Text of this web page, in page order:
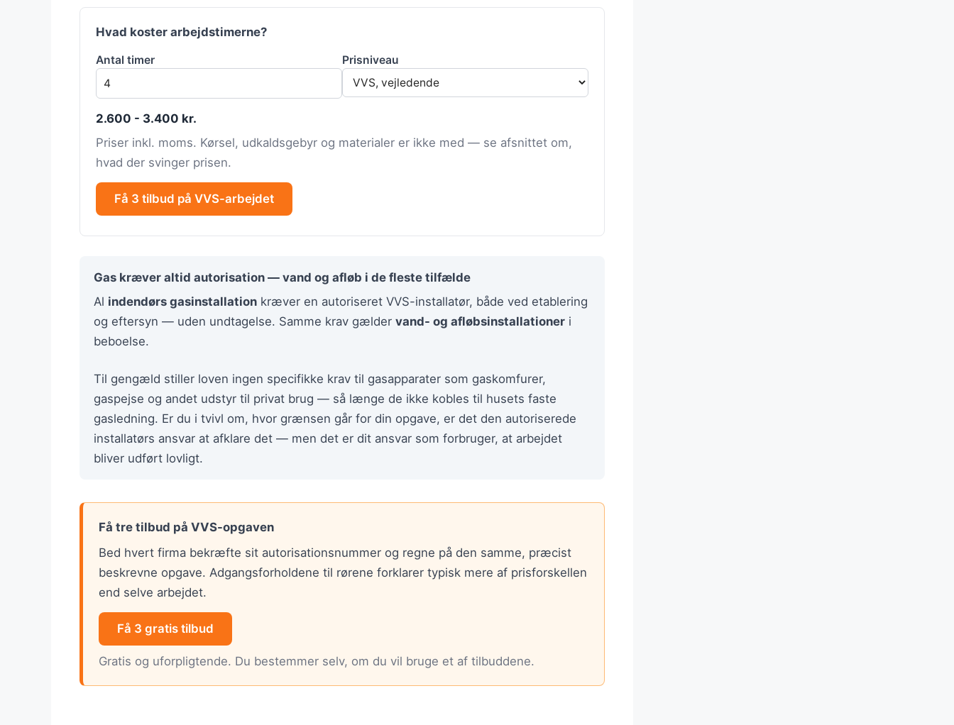
Hvad koster arbejdstimerne?
Antal timer Prisniveau
2.600 - 3.400 kr.
Priser inkl. moms. Kørsel, udkaldsgebyr og materialer er ikke med — se afsnittet om,
hvad der svinger prisen.
Få 3 tilbud på VVS-arbejdet
Gas kræver altid autorisation — vand og afløb i de fleste tilfælde
Al indendørs gasinstallation kræver en autoriseret VVS-installatør, både ved etablering
og eftersyn — uden undtagelse. Samme krav gælder vand- og afløbsinstallationer i
beboelse.
Til gengæld stiller loven ingen specifikke krav til gasapparater som gaskomfurer,
gaspejse og andet udstyr til privat brug — så længe de ikke kobles til husets faste
gasledning. Er du i tvivl om, hvor grænsen går for din opgave, er det den autoriserede
installatørs ansvar at afklare det — men det er dit ansvar som forbruger, at arbejdet
bliver udført lovligt.
Få tre tilbud på VVS-opgaven
Bed hvert firma bekræfte sit autorisationsnummer og regne på den samme, præcist
beskrevne opgave. Adgangsforholdene til rørene forklarer typisk mere af prisforskellen
end selve arbejdet.
Få 3 gratis tilbud
Gratis og uforpligtende. Du bestemmer selv, om du vil bruge et af tilbuddene.